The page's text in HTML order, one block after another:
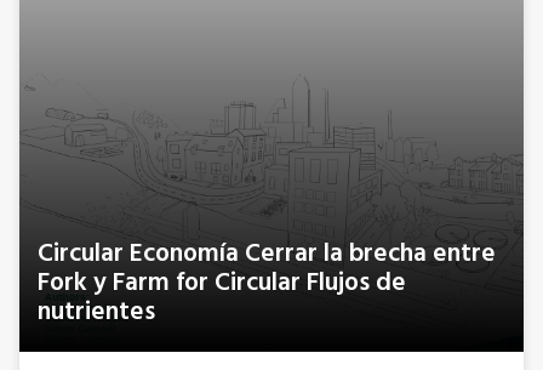
Circular Economía Cerrar la brecha entre
Fork y Farm for Circular Flujos de
nutrientes